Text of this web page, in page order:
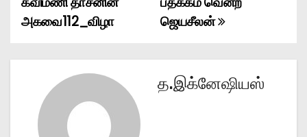
o
ஜெயசீலன்
அகவை112_விழா
த.இக்னேஷியஸ்